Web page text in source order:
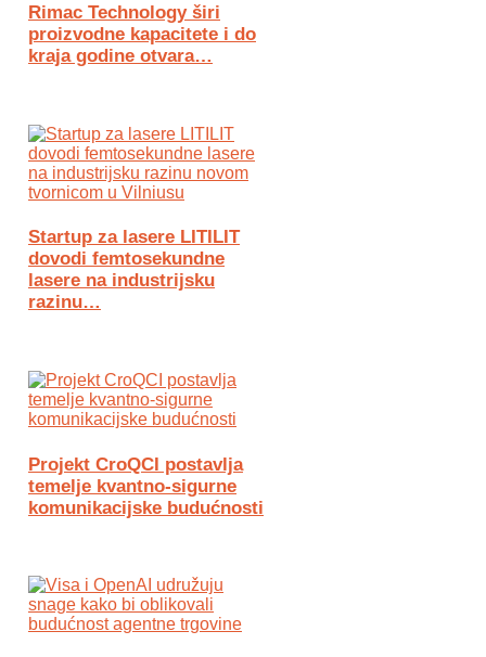
Rimac Technology širi
proizvodne kapacitete i do
kraja godine otvara…
Startup za lasere LITILIT
dovodi femtosekundne
lasere na industrijsku
razinu…
Projekt CroQCI postavlja
temelje kvantno-sigurne
komunikacijske budućnosti